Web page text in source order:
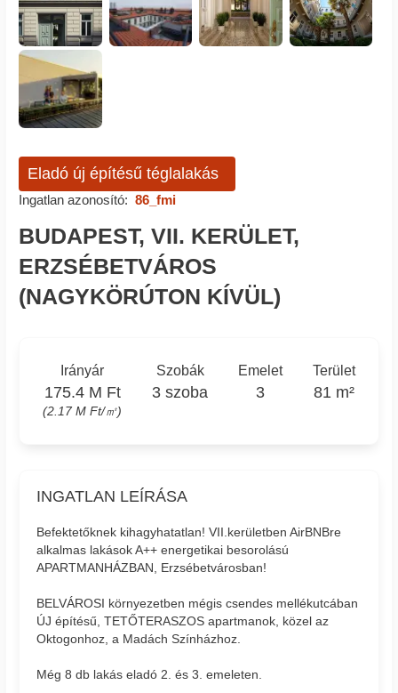
Eladó új építésű téglalakás
Ingatlan azonosító: 86_fmi
BUDAPEST, VII. KERÜLET,
ERZSÉBETVÁROS
(NAGYKÖRÚTON KÍVÜL)
Irányár
175.4 M Ft
(2.17 M Ft/㎡)
Szobák
3 szoba
Emelet
3
Terület
81 m²
INGATLAN LEÍRÁSA
Befektetőknek kihagyhatatlan! VII.kerületben AirBNBre
alkalmas lakások A++ energetikai besorolású
APARTMANHÁZBAN, Erzsébetvárosban!
BELVÁROSI környezetben mégis csendes mellékutcában
ÚJ építésű, TETŐTERASZOS apartmanok, közel az
Oktogonhoz, a Madách Színházhoz.
Még 8 db lakás eladó 2. és 3. emeleten.